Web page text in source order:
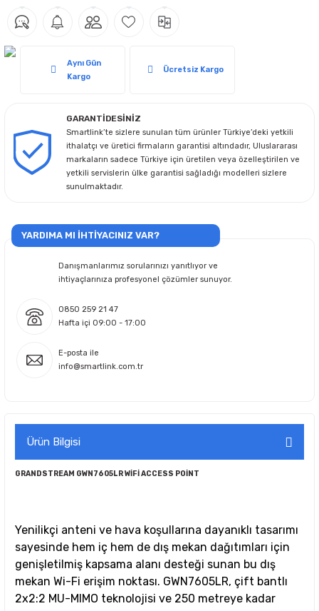
Aynı Gün
Kargo
Ücretsiz Kargo
GARANTİDESİNİZ
Smartlink’te sizlere sunulan tüm ürünler Türkiye’deki yetkili
ithalatçı ve üretici firmaların garantisi altındadır, Uluslararası
markaların sadece Türkiye için üretilen veya özelleştirilen ve
yetkili servislerin ülke garantisi sağladığı modelleri sizlere
sunulmaktadır.
YARDIMA MI İHTİYACINIZ VAR?
Danışmanlarımız sorularınızı yanıtlıyor ve
ihtiyaçlarınıza profesyonel çözümler sunuyor.
0850 259 21 47
Hafta içi 09:00 - 17:00
E-posta ile
info@smartlink.com.tr
Ürün Bilgisi
GRANDSTREAM GWN7605LR WİFİ ACCESS POİNT
Yenilikçi anteni ve hava koşullarına dayanıklı tasarımı
sayesinde hem iç hem de dış mekan dağıtımları için
genişletilmiş kapsama alanı desteği sunan bu dış
mekan Wi-Fi erişim noktası. GWN7605LR, çift bantlı
2x2:2 MU-MIMO teknolojisi ve 250 metreye kadar